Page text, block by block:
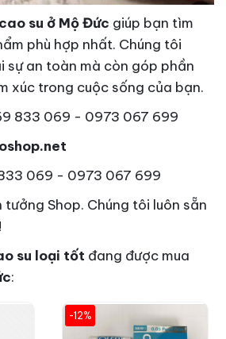
su ở Mộ Đức giúp bạn tìm
phù hợp nhất. Chúng tôi
sự an toàn mà còn góp phần
xúc trong cuộc sống của bạn.
833 069 - 0973 067 699
069 - 0973 067 699
Shop. Chúng tôi luôn sẵn
su loại tốt đang được mua
:
-12%